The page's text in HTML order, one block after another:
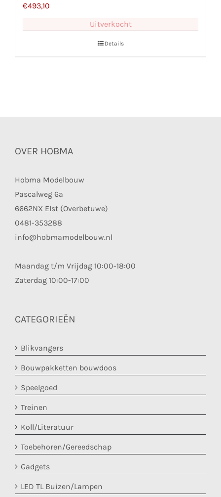
€493,10
Uitverkocht
Details
OVER HOBMA
Hobma Modelbouw
Pascalweg 6a
6662NX Elst (Overbetuwe)
0481-353288
info@hobmamodelbouw.nl
Maandag t/m Vrijdag 10:00-18:00
Zaterdag 10:00-17:00
CATEGORIEËN
Blikvangers
Bouwpakketten bouwdoos
Speelgoed
Treinen
Koll/Literatuur
Toebehoren/Gereedschap
Gadgets
LED TL Buizen/Lampen